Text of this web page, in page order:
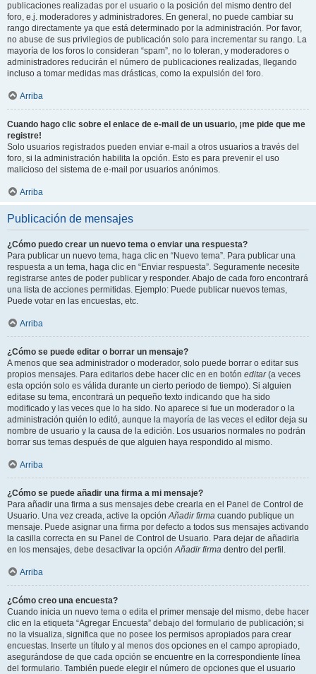
publicaciones realizadas por el usuario o la posición del mismo dentro del
foro, e.j. moderadores y administradores. En general, no puede cambiar su
rango directamente ya que está determinado por la administración. Por favor,
no abuse de sus privilegios de publicación solo para incrementar su rango. La
mayoría de los foros lo consideran “spam”, no lo toleran, y moderadores o
administradores reducirán el número de publicaciones realizadas, llegando
incluso a tomar medidas mas drásticas, como la expulsión del foro.
Arriba
Cuando hago clic sobre el enlace de e-mail de un usuario, ¡me pide que me
registre!
Solo usuarios registrados pueden enviar e-mail a otros usuarios a través del
foro, si la administración habilita la opción. Esto es para prevenir el uso
malicioso del sistema de e-mail por usuarios anónimos.
Arriba
Publicación de mensajes
¿Cómo puedo crear un nuevo tema o enviar una respuesta?
Para publicar un nuevo tema, haga clic en “Nuevo tema”. Para publicar una
respuesta a un tema, haga clic en “Enviar respuesta”. Seguramente necesite
registrarse antes de poder publicar y responder. Abajo de cada foro encontrará
una lista de acciones permitidas. Ejemplo: Puede publicar nuevos temas,
Puede votar en las encuestas, etc.
Arriba
¿Cómo se puede editar o borrar un mensaje?
A menos que sea administrador o moderador, solo puede borrar o editar sus
propios mensajes. Para editarlos debe hacer clic en en botón editar(a veces
esta opción solo es válida durante un cierto periodo de tiempo). Si alguien
editase su tema, encontrará un pequeño texto indicando que ha sido
modificado y las veces que lo ha sido. No aparece si fue un moderador o la
administración quién lo editó, aunque la mayoría de las veces el editor deja su
nombre de usuario y la causa de la edición. Los usuarios normales no podrán
borrar sus temas después de que alguien haya respondido al mismo.
Arriba
¿Cómo se puede añadir una firma a mi mensaje?
Para añadir una firma a sus mensajes debe crearla en el Panel de Control de
Usuario. Una vez creada, active la opciónAñadir firma cuando publique un
mensaje. Puede asignar una firma por defecto a todos sus mensajes activando
la casilla correcta en su Panel de Control de Usuario. Para dejar de añadirla
en los mensajes, debe desactivar la opciónAñadir firma dentro del perfil.
Arriba
¿Cómo creo una encuesta?
Cuando inicia un nuevo tema o edita el primer mensaje del mismo, debe hacer
clic en la etiqueta “Agregar Encuesta” debajo del formulario de publicación; si
no la visualiza, significa que no posee los permisos apropiados para crear
encuestas. Inserte un título y al menos dos opciones en el campo apropiado,
asegurándose de que cada opción se encuentre en la correspondiente línea
del formulario. También puede elegir el número de opciones que el usuario